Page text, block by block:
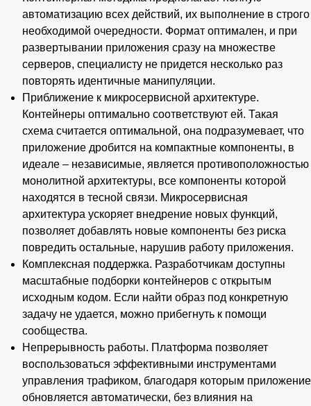
автоматизацию всех действий, их выполнение в строго
необходимой очередности. Формат оптимален, и при
развертывании приложения сразу на множестве
серверов, специалисту не придется несколько раз
повторять идентичные манипуляции.
Приближение к микросервисной архитектуре.
Контейнеры оптимально соответствуют ей. Такая
схема считается оптимальной, она подразумевает, что
приложение дробится на компактные компоненты, в
идеале – независимые, является противоположностью
монолитной архитектуры, все компоненты которой
находятся в тесной связи. Микросервисная
архитектура ускоряет внедрение новых функций,
позволяет добавлять новые компоненты без риска
повредить остальные, нарушив работу приложения.
Комплексная поддержка. Разработчикам доступны
масштабные подборки контейнеров с открытым
исходным кодом. Если найти образ под конкретную
задачу не удается, можно прибегнуть к помощи
сообщества.
Непрерывность работы. Платформа позволяет
воспользоваться эффективными инструментами
управления трафиком, благодаря которым приложение
обновляется автоматически, без влияния на